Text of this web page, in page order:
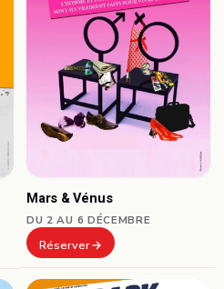
Mars & Vénus
DU 2 AU 6 DÉCEMBRE
Réserver